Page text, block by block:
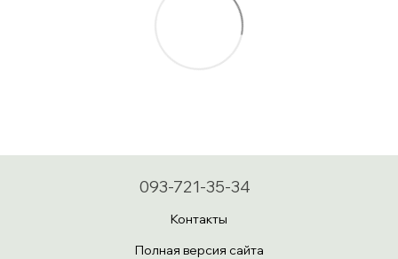
093-721-35-34
Контакты
Полная версия сайта